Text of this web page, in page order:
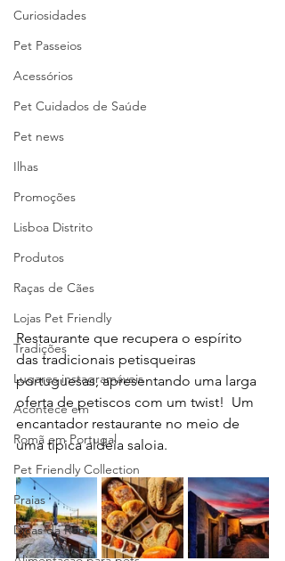
Curiosidades
Pet Passeios
Acessórios
Pet Cuidados de Saúde
Pet news
Ilhas
Promoções
Lisboa Distrito
Produtos
Raças de Cães
Lojas Pet Friendly
Tradições
Lugares instagramáveis
Acontece em
Romã em Portugal
Pet Friendly Collection
Praias
Dicas da Romã
Restaurante que recupera o espírito
das tradicionais petisqueiras
portuguesas, apresentando uma larga
oferta de petiscos com um twist!  Um
encantador restaurante no meio de
uma típica aldeia saloia.